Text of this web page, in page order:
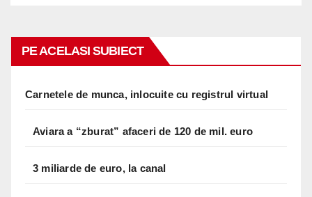
PE ACELASI SUBIECT
Carnetele de munca, inlocuite cu registrul virtual
Aviara a “zburat” afaceri de 120 de mil. euro
3 miliarde de euro, la canal